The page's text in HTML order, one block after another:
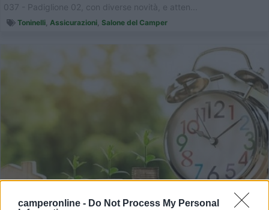
camperonline - Do Not Process My Personal
037 - Padiglione 02, con diverse novità, e atten...
Toninelli Assicurazioni Salone del Camper